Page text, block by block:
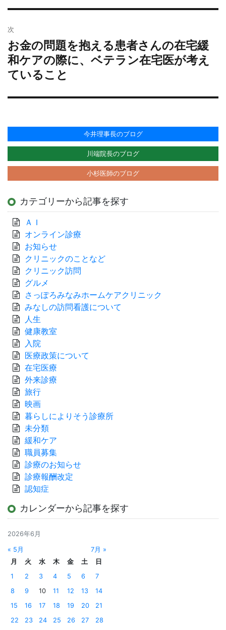
シ
ョ
ン
投
次
次
の
投
稿:
お金の問題を抱える患者さんの在宅緩
和ケアの際に、ベテラン在宅医が考え
ていること
今井理事長のブログ
川端院長のブログ
小杉医師のブログ
カテゴリーから記事を探す
ＡＩ
オンライン診療
お知らせ
クリニックのことなど
クリニック訪問
グルメ
さっぽろみなみホームケアクリニック
みなしの訪問看護について
人生
健康教室
入院
医療政策について
在宅医療
外来診療
旅行
映画
暮らしによりそう診療所
未分類
緩和ケア
職員募集
診療のお知らせ
診療報酬改定
認知症
カレンダーから記事を探す
2026年6月
« 5月
7月 »
月
火 水 木 金 土
日
1
2 3 4 5 6
7
8
9 10 11 12 13
14
15
16 17 18 19 20
21
22
23 24 25 26 27 28